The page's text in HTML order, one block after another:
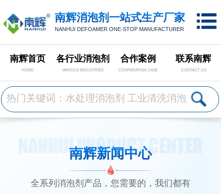
南辉消泡剂一站式生产厂家
NANHUI DEFOAMER ONE-STOP MANUFACTURER
南辉首页
HOME
各行业消泡剂
VARIOUS INDUSTRIES
合作案例
COOPERATION CASE
联系南辉
CONTACT US
南辉新闻中心
全系列消泡剂产品，您需要的，我们都有